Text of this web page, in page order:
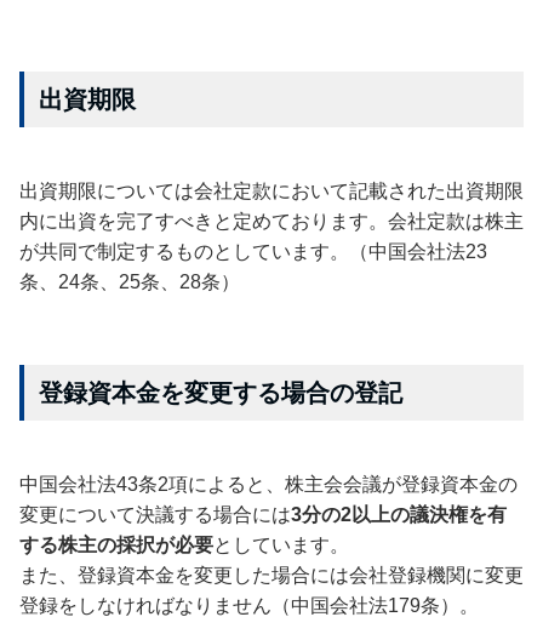
出資期限
出資期限については会社定款において記載された出資期限
内に出資を完了すべきと定めております。会社定款は株主
が共同で制定するものとしています。（中国会社法23
条、24条、25条、28条）
登録資本金を変更する場合の登記
中国会社法43条2項によると、株主会会議が登録資本金の
変更について決議する場合には3分の2以上の議決権を有
する株主の採択が必要としています。
また、登録資本金を変更した場合には会社登録機関に変更
登録をしなければなりません（中国会社法179条）。